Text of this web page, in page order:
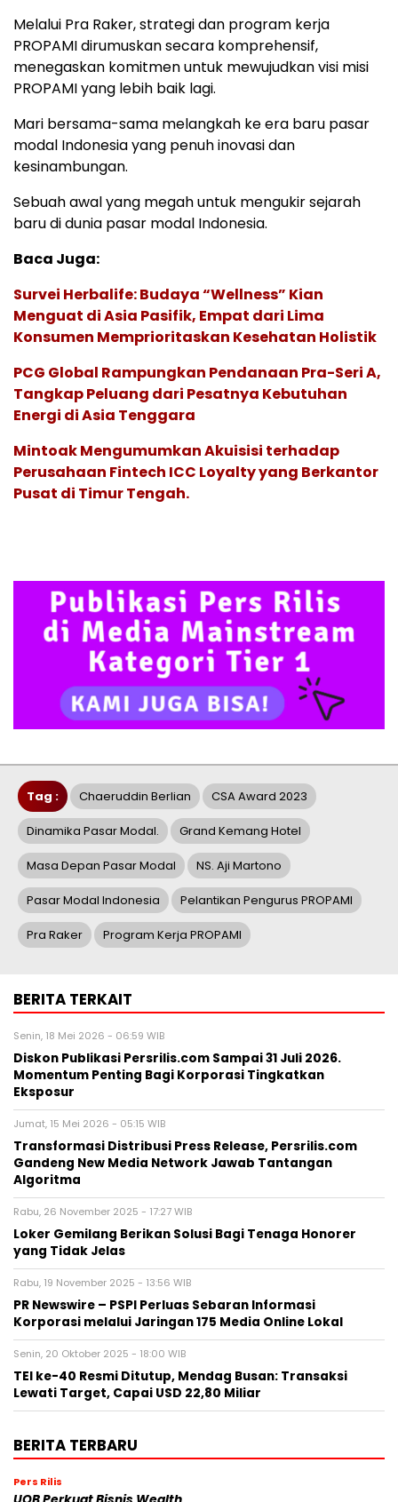
Melalui Pra Raker, strategi dan program kerja
PROPAMI dirumuskan secara komprehensif,
menegaskan komitmen untuk mewujudkan visi misi
PROPAMI yang lebih baik lagi.
Mari bersama-sama melangkah ke era baru pasar
modal Indonesia yang penuh inovasi dan
kesinambungan.
Sebuah awal yang megah untuk mengukir sejarah
baru di dunia pasar modal Indonesia.
Baca Juga:
Survei Herbalife: Budaya “Wellness” Kian
Menguat di Asia Pasifik, Empat dari Lima
Konsumen Memprioritaskan Kesehatan Holistik
PCG Global Rampungkan Pendanaan Pra-Seri A,
Tangkap Peluang dari Pesatnya Kebutuhan
Energi di Asia Tenggara
Mintoak Mengumumkan Akuisisi terhadap
Perusahaan Fintech ICC Loyalty yang Berkantor
Pusat di Timur Tengah.
Tag : Chaeruddin Berlian CSA Award 2023
Dinamika Pasar Modal. Grand Kemang Hotel
Masa Depan Pasar Modal NS. Aji Martono
Pasar Modal Indonesia Pelantikan Pengurus PROPAMI
Pra Raker Program Kerja PROPAMI
BERITA TERKAIT
Senin, 18 Mei 2026 - 06:59 WIB
Diskon Publikasi Persrilis.com Sampai 31 Juli 2026.
Momentum Penting Bagi Korporasi Tingkatkan
Eksposur
Jumat, 15 Mei 2026 - 05:15 WIB
Transformasi Distribusi Press Release, Persrilis.com
Gandeng New Media Network Jawab Tantangan
Algoritma
Rabu, 26 November 2025 - 17:27 WIB
Loker Gemilang Berikan Solusi Bagi Tenaga Honorer
yang Tidak Jelas
Rabu, 19 November 2025 - 13:56 WIB
PR Newswire – PSPI Perluas Sebaran Informasi
Korporasi melalui Jaringan 175 Media Online Lokal
Senin, 20 Oktober 2025 - 18:00 WIB
TEI ke-40 Resmi Ditutup, Mendag Busan: Transaksi
Lewati Target, Capai USD 22,80 Miliar
BERITA TERBARU
Pers Rilis